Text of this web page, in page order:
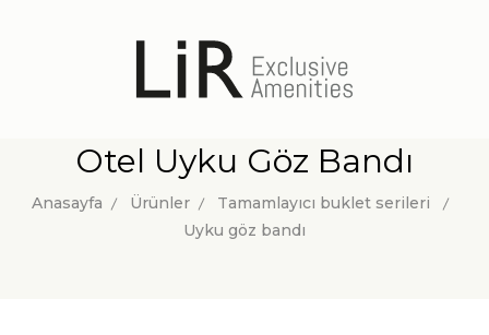
Otel Uyku Göz Bandı
Anasayfa Ürünler
Tamamlayıcı buklet serileri
Uyku göz bandı